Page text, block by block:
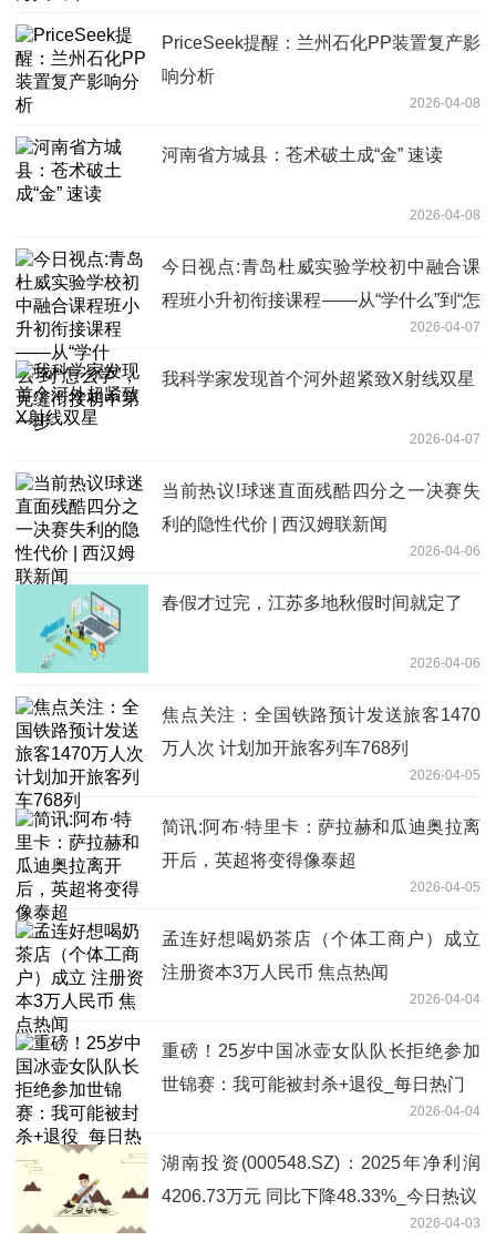
PriceSeek提醒：兰州石化PP装置复产影
响分析
2026-04-08
河南省方城县：苍术破土成“金” 速读
2026-04-08
今日视点:青岛杜威实验学校初中融合课
程班小升初衔接课程——从“学什么”到“怎
2026-04-07
我科学家发现首个河外超紧致X射线双星
2026-04-07
当前热议!球迷直面残酷四分之一决赛失
利的隐性代价 | 西汉姆联新闻
2026-04-06
春假才过完，江苏多地秋假时间就定了
2026-04-06
焦点关注：全国铁路预计发送旅客1470
万人次 计划加开旅客列车768列
2026-04-05
简讯:阿布·特里卡：萨拉赫和瓜迪奥拉离
开后，英超将变得像泰超
2026-04-05
孟连好想喝奶茶店（个体工商户）成立
注册资本3万人民币 焦点热闻
2026-04-04
重磅！25岁中国冰壶女队队长拒绝参加
世锦赛：我可能被封杀+退役_每日热门
2026-04-04
湖南投资(000548.SZ)：2025年净利润
4206.73万元 同比下降48.33%_今日热议
2026-04-03